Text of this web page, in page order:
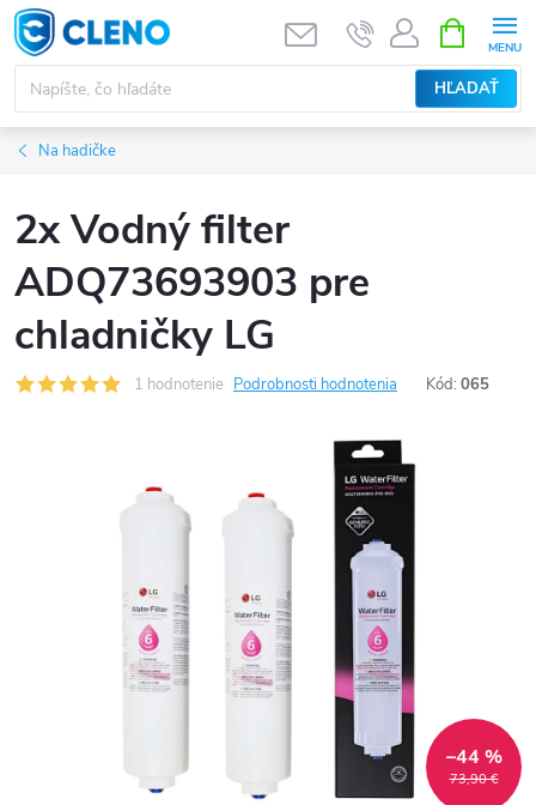
Prejsť
na
obsah
HĽADAŤ
KOŠÍK
Na hadičke
2x Vodný filter
ADQ73693903 pre
chladničky LG
1 hodnotenie Podrobnosti hodnotenia Kód: 065
73,90 €
–44 %